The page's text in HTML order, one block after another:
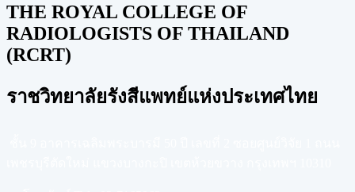
THE ROYAL COLLEGE OF
RADIOLOGISTS OF THAILAND
(RCRT)
ราชวิทยาลัยรังสีแพทย์แห่งประเทศไทย